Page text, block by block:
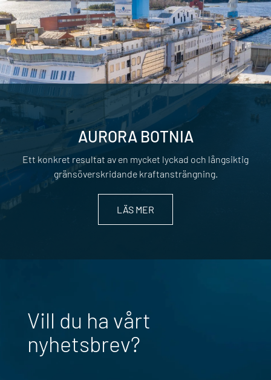
AURORA BOTNIA
Ett konkret resultat av en mycket lyckad och långsiktig
gränsöverskridande kraftansträngning.
LÄS MER
Vill du ha vårt
nyhetsbrev?